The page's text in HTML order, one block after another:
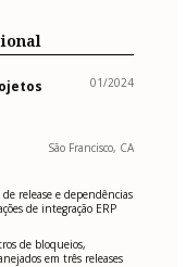
01/2024
São Francisco, CA
release e dependências
de integração ERP
de bloqueios,
em três releases